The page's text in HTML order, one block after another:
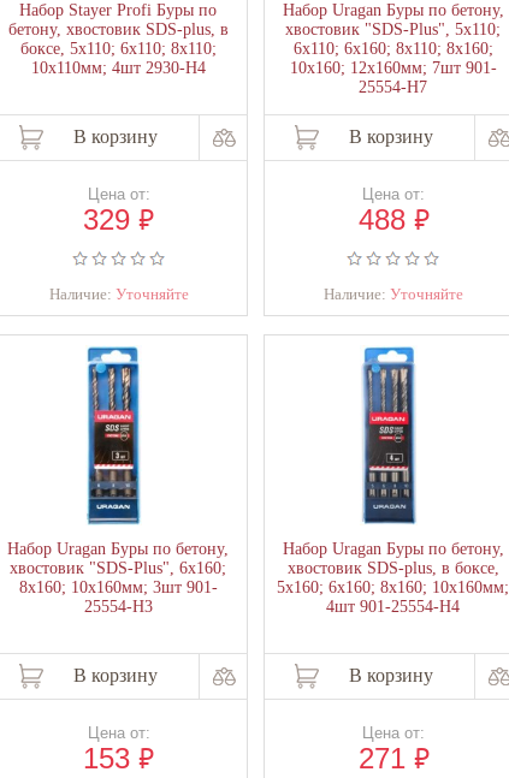
Набор Stayer Profi Буры по
бетону, хвостовик SDS-plus, в
боксе, 5х110; 6х110; 8х110;
10х110мм; 4шт 2930-H4
В корзину
Цена от:
329₽
Наличие: Уточняйте
Набор Uragan Буры по бетону,
хвостовик "SDS-Plus", 5х110;
6х110; 6х160; 8х110; 8х160;
10х160; 12х160мм; 7шт 901-
25554-H7
В корзину
Цена от:
488 ₽
Наличие:Уточняйте
Набор Uragan Буры по бетону,
хвостовик "SDS-Plus", 6х160;
8х160; 10х160мм; 3шт 901-
25554-H3
В корзину
Цена от:
153₽
Набор Uragan Буры по бетону,
хвостовик SDS-plus, в боксе,
5х160; 6х160; 8х160; 10х160мм;
4шт 901-25554-H4
В корзину
Цена от:
271 ₽